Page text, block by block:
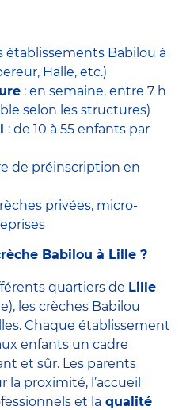
établissements Babilou à
Halle, etc.)
: en semaine, entre 7 h
selon les structures)
: de 10 à 55 enfants par
de préinscription en
privées, micro-
Babilou à Lille ?
quartiers de Lille
les crèches Babilou
Chaque établissement
enfants un cadre
et sûr. Les parents
proximité, l’accueil
et la qualité